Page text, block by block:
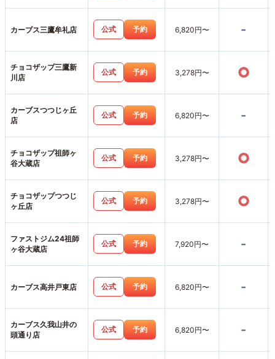
カーブス三鷹牟礼店 公式 予約 6,820円〜 -
チョコザップ三鷹新
川店
公式 予約 3,278円〜 ○
カーブスつつじヶ丘
店
公式 予約 6,820円〜 -
チョコザップ祖師ヶ
谷大蔵店
公式 予約 3,278円〜 ○
チョコザップつつじ
ヶ丘店
公式 予約 3,278円〜 ○
ファストジム24祖師
ヶ谷大蔵店
公式 予約 7,920円〜 -
カーブス高井戸東店 公式 予約 6,820円〜 -
カーブス久我山井の
頭通り店
公式 予約 6,820円〜 -